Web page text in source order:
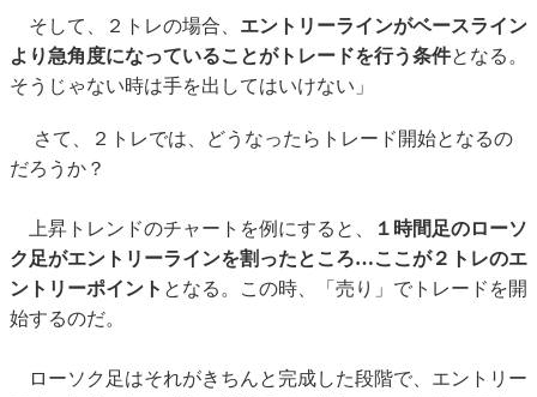
そして、２トレの場合、 エントリーラインがベースライン
より急角度になっていることがトレードを行う条件となる。
そうじゃない時は手を出してはいけない」
さて、２トレでは、どうなったらトレード開始となるの
だろうか？
上昇トレンドのチャートを例にすると、
１時間足のローソ
ク足がエントリーラインを割ったところ…ここが２トレのエ
ントリーポイント となる。この時、「売り」でトレードを開
始するのだ。
ローソク足はそれがきちんと完成した段階で、エントリー